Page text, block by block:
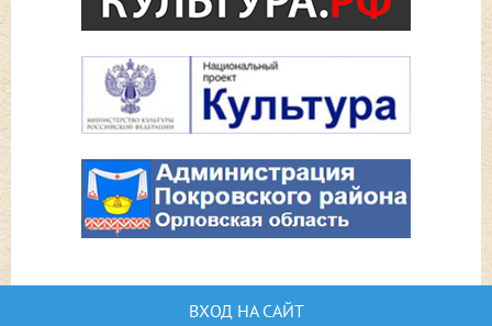
ВХОД НА САЙТ